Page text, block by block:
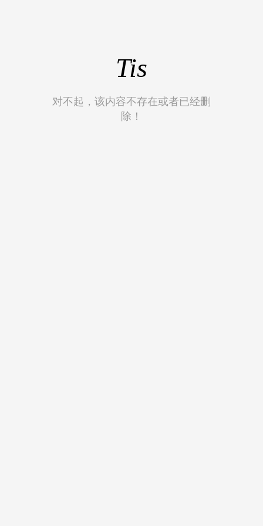
Tis
对不起，该内容不存在或者已经删
除！